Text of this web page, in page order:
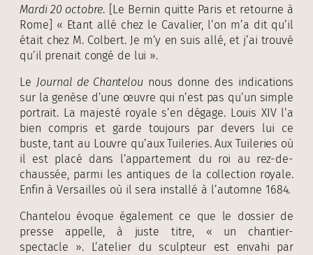
Mardi 20 octobre. [Le Bernin quitte Paris et retourne à
Rome] « Etant allé chez le Cavalier, l’on m’a dit qu’il
était chez M. Colbert. Je m’y en suis allé, et j’ai trouvé
qu’il prenait congé de lui ».
Le Journal de Chantelou nous donne des indications
sur la genèse d’une œuvre qui n’est pas qu’un simple
portrait. La majesté royale s’en dégage. Louis XIV l’a
bien compris et garde toujours par devers lui ce
buste, tant au Louvre qu’aux Tuileries. Aux Tuileries où
il est placé dans l’appartement du roi au rez-de-
chaussée, parmi les antiques de la collection royale.
Enfin à Versailles où il sera installé à l’automne 1684.
Chantelou évoque également ce que le dossier de
presse appelle, à juste titre, « un chantier-
spectacle ». L’atelier du sculpteur est envahi par